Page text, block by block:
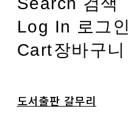
Log In 로그인
Cart장바구니
도서출판 갈무리